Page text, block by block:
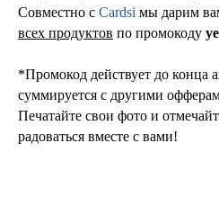
Совместно с Cardsi мы дарим
всех продуктов по промокоду
*Промокод действует до конца
суммируется с другими
Печатайте свои фото и
радоваться вместе с вами!